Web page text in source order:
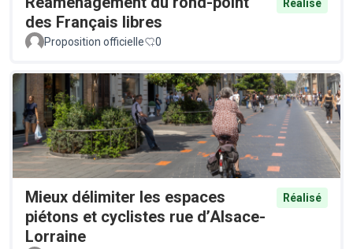
des Français libres
Réalisé
Proposition officielle 0
Mieux délimiter les espaces
piétons et cyclistes rue d’Alsace-
Lorraine
Réalisé